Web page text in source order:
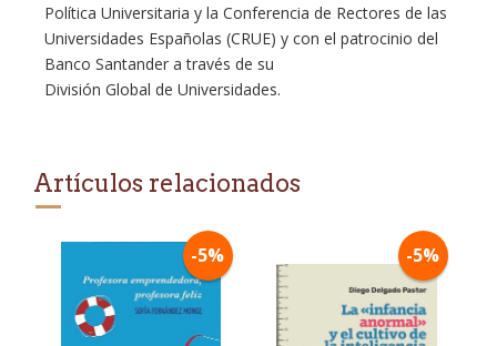
Política Universitaria y la Conferencia de Rectores de las
Universidades Españolas (CRUE) y con el patrocinio del
Banco Santander a través de su
División Global de Universidades.
Artículos relacionados
-5% -5%